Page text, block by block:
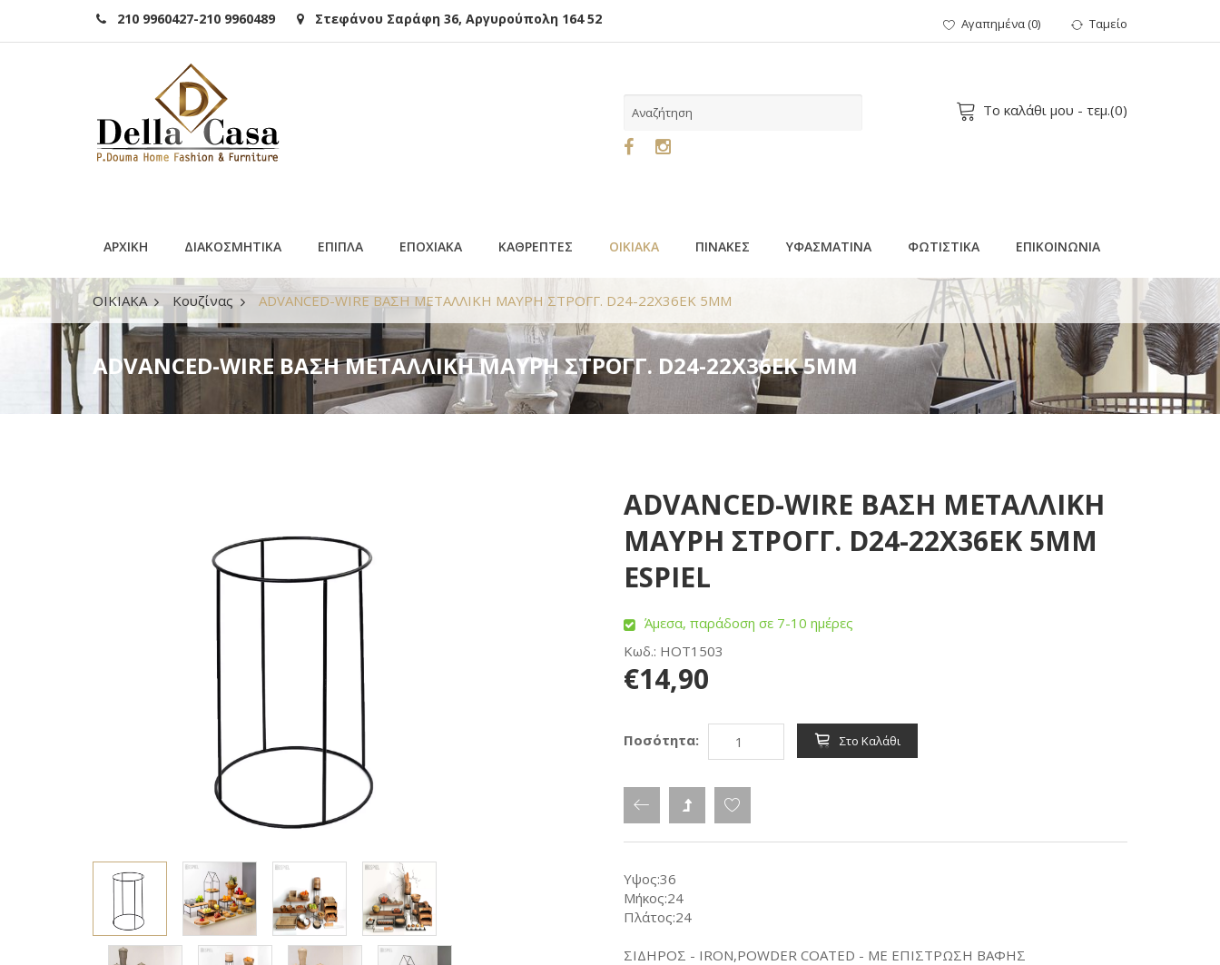
210 9960427-210 9960489 Στεφάνου Σαράφη 36, Αργυρούπολη 164 52 Αγαπημένα(0) Ταμείο
Το καλάθι μου - τεμ.(0)
ΑΡΧΙΚΗ ΔΙΑΚΟΣΜΗΤΙΚΑ ΕΠΙΠΛΑ ΕΠΟΧΙΑΚΑ ΚΑΘΡΕΠΤΕΣ ΟΙΚΙΑΚΑ ΠΙΝΑΚΕΣ ΥΦΑΣΜΑΤΙΝΑ ΦΩΤΙΣΤΙΚΑ ΕΠΙΚΟΙΝΩΝΙΑ
ΟΙΚΙΑΚΑ Κουζίνας ADVANCED-WIRE ΒΑΣΗ ΜΕΤΑΛΛΙΚΗ ΜΑΥΡΗ ΣΤΡΟΓΓ. D24-22X36EK 5ΜΜ
ADVANCED-WIRE ΒΑΣΗ ΜΕΤΑΛΛΙΚΗ ΜΑΥΡΗ ΣΤΡΟΓΓ. D24-22X36EK 5ΜΜ
ADVANCED-WIRE ΒΑΣΗ ΜΕΤΑΛΛΙΚΗ
ΜΑΥΡΗ ΣΤΡΟΓΓ. D24-22X36EK 5ΜΜ
ESPIEL
Άμεσα, παράδοση σε 7-10 ημέρες
Κωδ.: HOT1503
€14,90
Ποσότητα: Στο Καλάθι
Υψος:36
Μήκος:24
Πλάτος:24
ΣΙΔΗΡΟΣ - IRON,POWDER COATED - ΜΕ ΕΠΙΣΤΡΩΣΗ ΒΑΦΗΣ